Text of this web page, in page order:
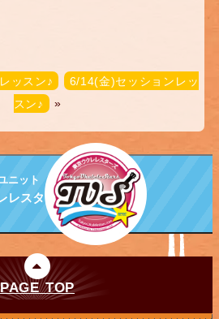
ッスン♪
6/14(金)セッションレッ
スン♪ »
ニット
レスターズ
PAGE TOP